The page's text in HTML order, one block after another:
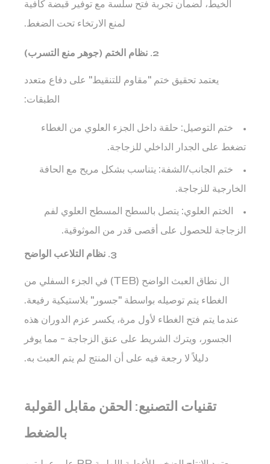
المستوى
الحرارة
العالية
الكيميائي
8
تصميم
سهل
العملي
للمستهلكين
9
المواصفات
الخيط، لضمان تجربة فتح سلسة مع توفير قبضة كافية
لمنع الارتخاء تحت الضغط.
2. نظام الختم (جوهر منع التسرب)
يعتمد تحقيق ختم "مقاوم للتنقيط" على دفاع متعدد
الطبقات:
ختم التوصيل: حلقة داخل الجزء العلوي من الغطاء
تضغط على الجدار الداخلي للزجاجة.
ختم الجانب/الشفة: يتناسب بشكل مريح مع الحافة
الخارجية للزجاجة.
الختم العلوي: يتصل بالسطح المسطح العلوي لفم
الزجاجة للحصول على أقصى قدر من الموثوقية.
3. نظام التلاعب الواضح
ال نطاق العبث الواضح (TEB)
في الجزء السفلي من
الغطاء يتم توصيله بواسطة "جسور" بلاستيكية رفيعة.
عندما يتم فتح الغطاء لأول مرة، يكسر عزم الدوران هذه
الجسور، ويترك الشريط على عنق الزجاجة - مما يوفر
دليلاً لا رجعة فيه على أن المنتج لم يتم العبث به.
تقنيات التصنيع: الحقن مقابل القولبة
بالضغط